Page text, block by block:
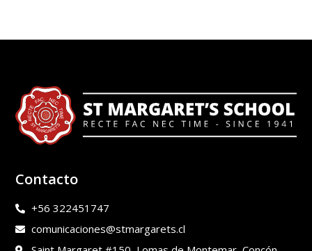
Contacto
+56 322451747
comunicaciones@stmargarets.cl